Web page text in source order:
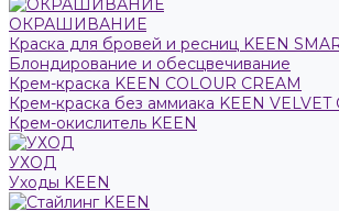
ОКРАШИВАНИЕ
Краска для бровей и ресниц KEEN
Блондирование и обесцвечивание
Крем-краска KEEN COLOUR CREAM
Крем-краска без аммиака KEEN VELVET
Крем-окислитель KEEN
УХОД
Уходы KEEN